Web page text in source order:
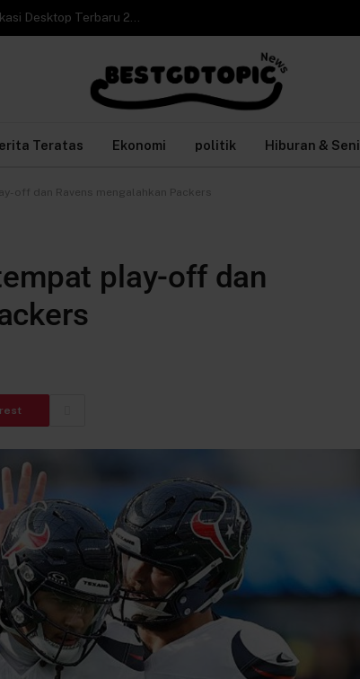
Cara Video Call WhatsApp Web di Laptop tanpa Aplikasi Desktop Terbaru 2026
Teratas Ekonomi politik Hiburan & Seni
off dan Ravens mengalahkan Packers
play-off dan